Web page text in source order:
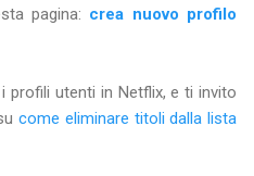
pagina: crea nuovo profilo
profili utenti in Netflix, e ti invito
come eliminare titoli dalla lista